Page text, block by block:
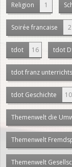
Religion 1
Soirée francaise 2
tdot 16 tdot
tdot franz
tdot Geschichte 10
Themenwelt die
Themenwelt
Themenwelt